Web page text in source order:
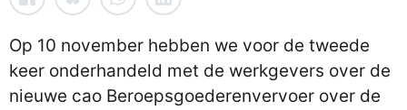
Op 10 november hebben we voor de tweede
keer onderhandeld met de werkgevers over de
nieuwe cao Beroepsgoederenvervoer over de